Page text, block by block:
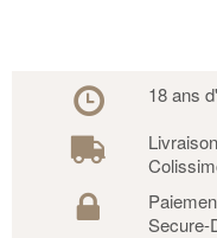
18 ans
Secure-